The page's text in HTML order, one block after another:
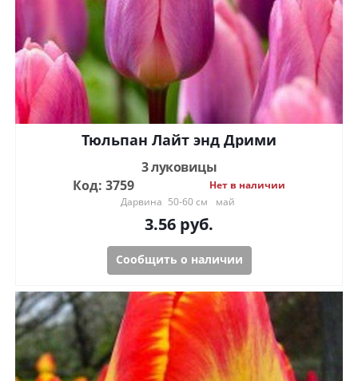
Тюльпан Лайт энд Дрими
3 луковицы
Код: 3759
Нет в наличии
Дарвина 50-60 см май
3.56 руб.
Сообщить о наличии